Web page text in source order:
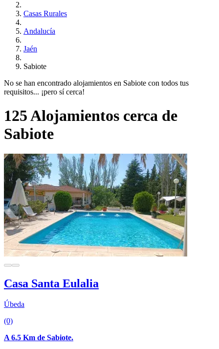
Casas Rurales
Andalucía
Jaén
Sabiote
No se han encontrado alojamientos en Sabiote con todos tus
requisitos... ¡pero sí cerca!
125 Alojamientos cerca de
Sabiote
Casa Santa Eulalia
Úbeda
(0)
A 6.5 Km de Sabiote.